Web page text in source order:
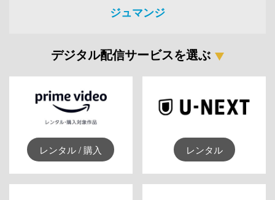
ジュマンジ
デジタル配信サービスを選ぶ
レンタル / 購入 レンタル